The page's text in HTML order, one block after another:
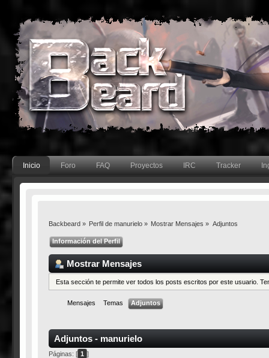
Inicio Foro FAQ Proyectos IRC Tracker
Backbeard» Perfil de manurielo» Mostrar Mensajes » Adjuntos
Información del Perfil
Mostrar Mensajes
Esta sección te permite ver todos los posts escritos por este usuario.
Mensajes Temas Adjuntos
Adjuntos - manurielo
Páginas: [ 1 ]